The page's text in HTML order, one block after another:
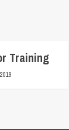
Training